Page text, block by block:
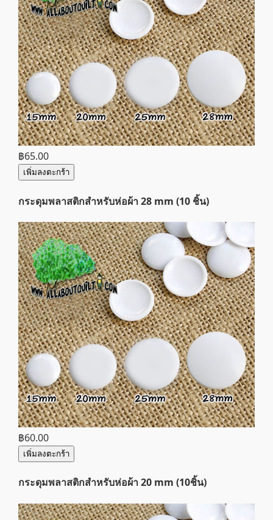
฿65.00
เพิ่มลงตะกร้า
กระดุมพลาสติกสำหรับห่อผ้า 28 mm (10 ชิ้น)
฿60.00
เพิ่มลงตะกร้า
กระดุมพลาสติกสำหรับห่อผ้า 20 mm (10ชิ้น)